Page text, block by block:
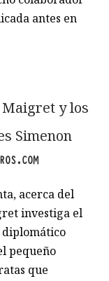
antes en
y los
Simenon
acerca del
investiga el
diplomático
pequeño
que